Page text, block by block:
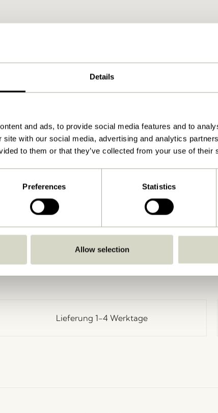
Details
and ads, to provide social media features and to
site with our social media, advertising and analytics
to them or that they’ve collected from your use of their
Preferences Statistics
Allow selection
Lieferung 1-4 Werktage